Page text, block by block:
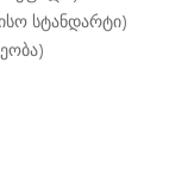
სტანდარტი)